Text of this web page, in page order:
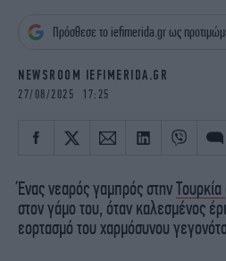
OSCARSΠρόσθεσε το iefimerida.gr ως
NEWSROOM IEFIMERIDA.GR
27/08/2025 17:25
Ένας νεαρός γαμπρός στηνΤουρκία
στον γάμο του, όταν καλεσμένος
εορτασμό του χαρμόσυνου